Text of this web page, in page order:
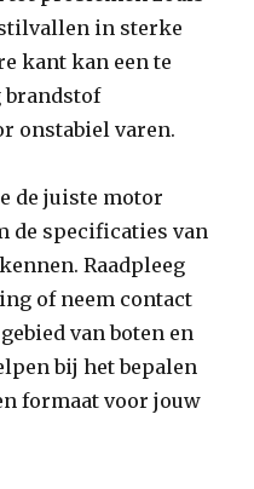
in sterke
kant kan een te
onstabiel varen.
de juiste motor
de specificaties van
Raadpleeg
of neem contact
van boten en
bij het bepalen
formaat voor jouw